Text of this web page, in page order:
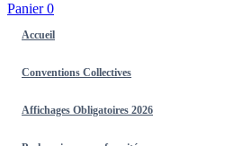
Panier0
Accueil
Conventions Collectives
Affichages Obligatoires 2026